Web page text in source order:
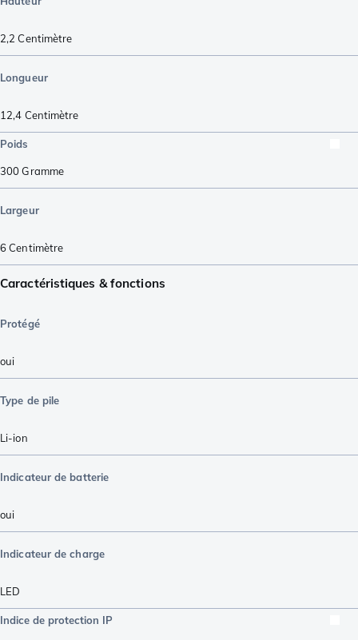
2,2 Centimètre
Longueur
12,4 Centimètre
Poids
300Gramme
Largeur
6Centimètre
Caractéristiques & fonctions
Protégé
oui
Type de pile
Li-ion
Indicateur de batterie
oui
Indicateur de charge
LED
Indice de protection IP